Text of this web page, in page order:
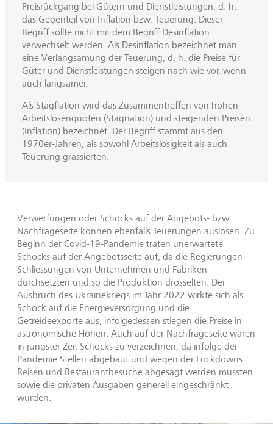
Preisrückgang bei Gütern und Dienstleistungen, d. h.
das Gegenteil von Inflation bzw. Teuerung. Dieser
Begriff sollte nicht mit dem Begriff Desinflation
verwechselt werden. Als Desinflation bezeichnet man
eine Verlangsamung der Teuerung, d. h. die Preise für
Güter und Dienstleistungen steigen nach wie vor, wenn
auch langsamer.
Als Stagflation wird das Zusammentreffen von hohen
Arbeitslosenquoten (Stagnation) und steigenden Preisen
(Inflation) bezeichnet. Der Begriff stammt aus den
1970er-Jahren, als sowohl Arbeitslosigkeit als auch
Teuerung grassierten.
Verwerfungen oder Schocks auf der Angebots- bzw.
Nachfrageseite können ebenfalls Teuerungen auslösen. Zu
Beginn der Covid-19-Pandemie traten unerwartete
Schocks auf der Angebotsseite auf, da die Regierungen
Schliessungen von Unternehmen und Fabriken
durchsetzten und so die Produktion drosselten. Der
Ausbruch des Ukrainekriegs im Jahr 2022 wirkte sich als
Schock auf die Energieversorgung und die
Getreideexporte aus, infolgedessen stiegen die Preise in
astronomische Höhen. Auch auf der Nachfrageseite waren
in jüngster Zeit Schocks zu verzeichnen, da infolge der
Pandemie Stellen abgebaut und wegen der Lockdowns
Reisen und Restaurantbesuche abgesagt werden mussten
sowie die privaten Ausgaben generell eingeschränkt
wurden.